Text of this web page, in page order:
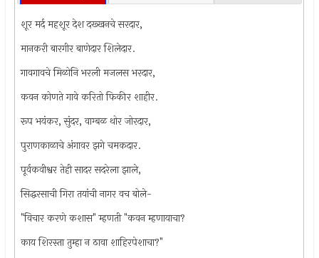
शूर मर्द महशूर देश दख्खनचे सरदार,
मानकरी बारगीर बाणेदार शिलेदार.
गावगावचे मिळोनि भरली मजलस भरदार,
कवन कोणते गावे करितो फिकीर शाहीर.
रूप भयंकर, सुंदर, वाग्बळ थोर जोरदार,
पुराणकाळाचे अंगावर झगे चमकदार.
पूर्वकवीश्वर तेही सादर सदरेला झाले,
सिद्धरसाची गिरा तयांची नागर वच बोले-
"विचार करणे कशास" म्हणती "कवन म्हणायाचा?
काय शिरस्ता तुम्हा न ठावा शाहिरपेशाचा?"